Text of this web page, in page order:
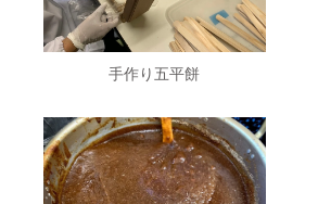
手作り五平餅